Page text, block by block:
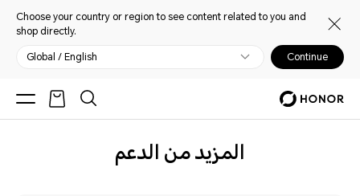
Choose your country or region to see content related to you and
shop directly.
Global / English Continue
المزيد من الدعم